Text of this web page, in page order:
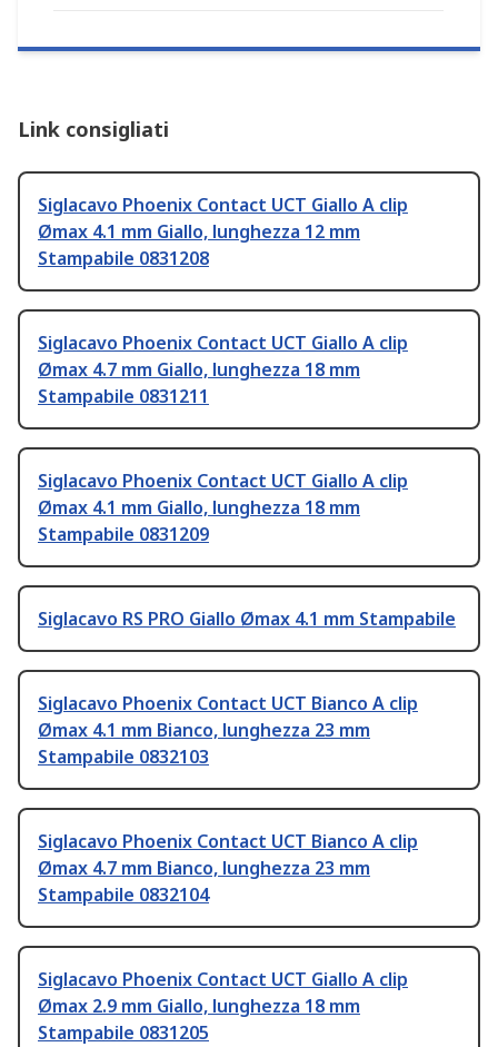
Link consigliati
Siglacavo Phoenix Contact UCT Giallo A clip
Ømax 4.1 mm Giallo, lunghezza 12 mm
Stampabile 0831208
Siglacavo Phoenix Contact UCT Giallo A clip
Ømax 4.7 mm Giallo, lunghezza 18 mm
Stampabile 0831211
Siglacavo Phoenix Contact UCT Giallo A clip
Ømax 4.1 mm Giallo, lunghezza 18 mm
Stampabile 0831209
Siglacavo RS PRO Giallo Ømax 4.1 mm Stampabile
Siglacavo Phoenix Contact UCT Bianco A clip
Ømax 4.1 mm Bianco, lunghezza 23 mm
Stampabile 0832103
Siglacavo Phoenix Contact UCT Bianco A clip
Ømax 4.7 mm Bianco, lunghezza 23 mm
Stampabile 0832104
Siglacavo Phoenix Contact UCT Giallo A clip
Ømax 2.9 mm Giallo, lunghezza 18 mm
Stampabile 0831205